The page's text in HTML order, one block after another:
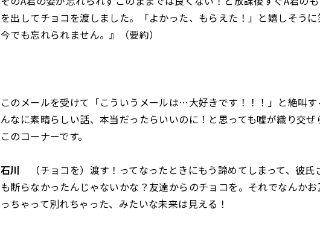
を出してチョコを渡しました。「よかった、もらえた！」と嬉しそう
今でも忘れられません。』（要約）
このメールを受けて「こういうメールは…大好きです！！！」と絶叫す
んなに素晴らしい話、本当だったらいいのに！と思っても嘘が織り交ぜ
このコーナーです。
石川
（チョコを）渡す！ってなったときにもう諦めてしまって、彼氏
も断らなかったんじゃないかな？友達からのチョコを。それでなんか
っちゃって別れちゃった、みたいな未来は見える！